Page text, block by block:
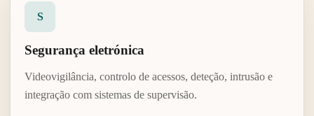
S
Segurança eletrónica
Videovigilância, controlo de acessos, deteção, intrusão e
integração com sistemas de supervisão.